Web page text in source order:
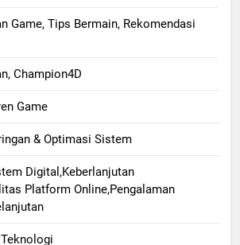
Game, Tips Bermain, Rekomendasi
Champion4D
Game
& Optimasi Sistem
Digital,Keberlanjutan
Platform Online,Pengalaman